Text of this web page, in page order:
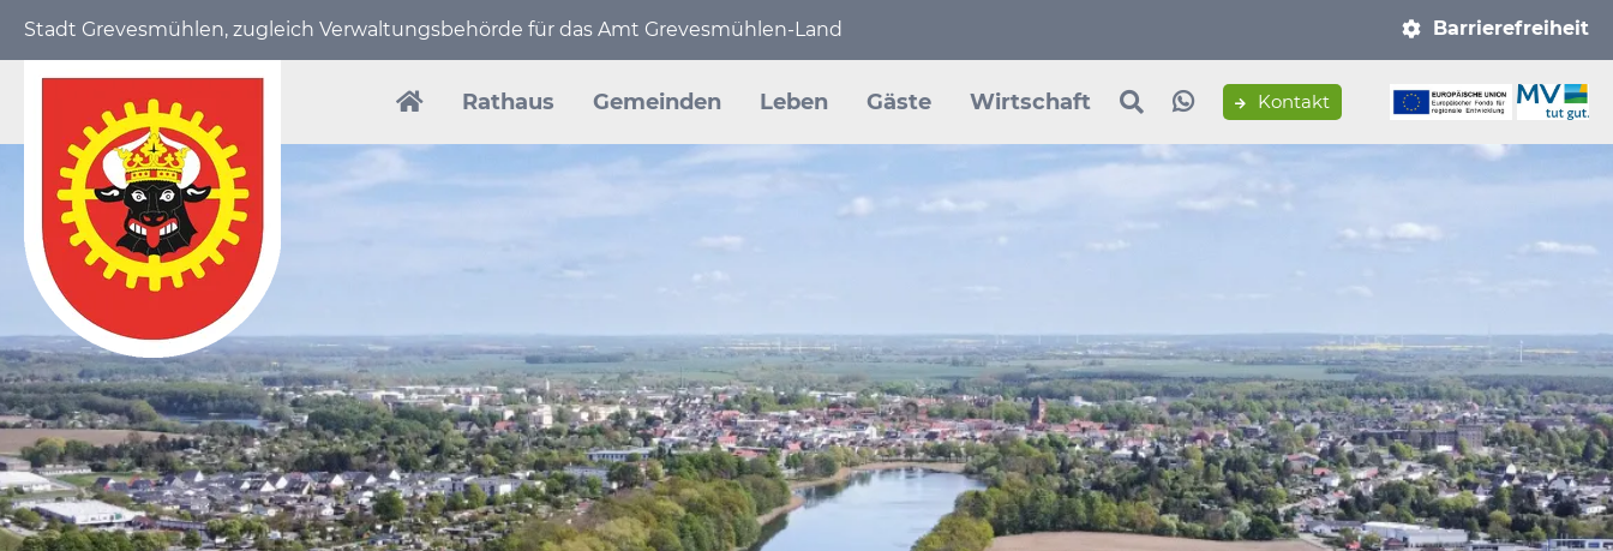
Stadt Grevesmühlen, zugleich Verwaltungs­behörde für das Amt Grevesmühlen-Land
überspringen
Barrierefreiheit
überspringen
Rathaus Gemeinden Leben Gäste Wirtschaft Kontakt